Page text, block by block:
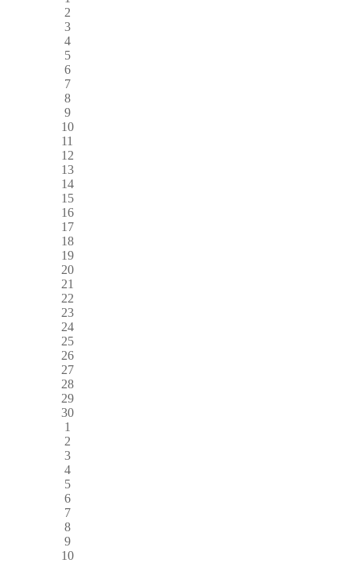
2
3
4
5
6
7
8
9
10
11
12
13
14
15
16
17
18
19
20
21
22
23
24
25
26
27
28
29
30
1
2
3
4
5
6
7
8
9
10